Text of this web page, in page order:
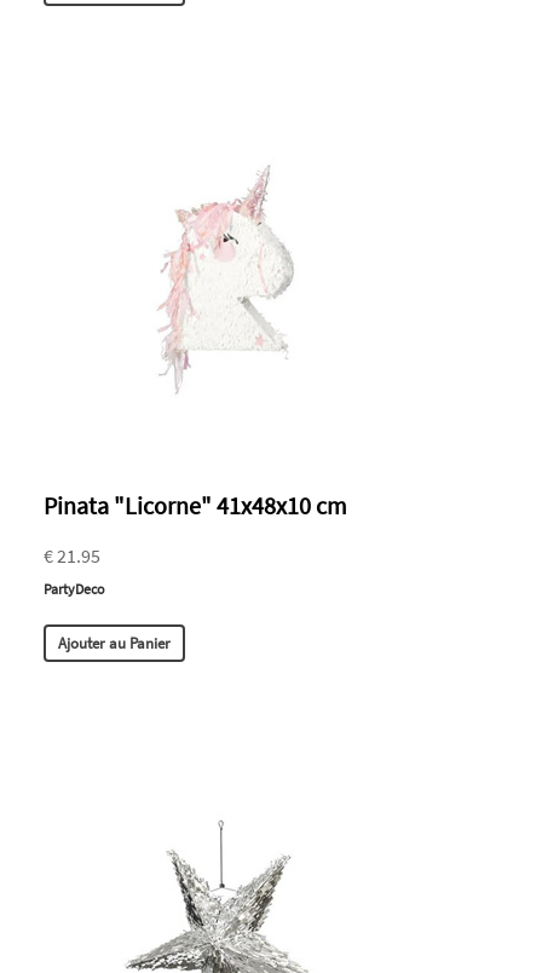
Pinata "Licorne" 41x48x10 cm
€ 21.95
PartyDeco
Ajouter au Panier